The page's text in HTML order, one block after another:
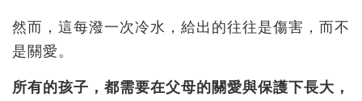
然而，這每潑一次冷水，給出的往往是傷害，而不
是關愛。
所有的孩子，都需要在父母的關愛與保護下長大，